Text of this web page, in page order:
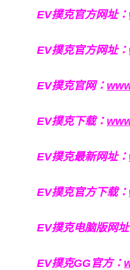
EV撲克官方网址：
EV撲克官方网址：
EV撲克官网：
EV撲克下载：
EV撲克最新网址：
EV撲克官方下载：
EV撲克电脑版网址
EV撲克GG官方：